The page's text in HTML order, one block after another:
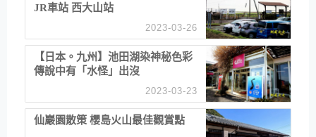
JR車站 西大山站
2023-03-26
【日本。九州】池田湖染神秘色彩
傳說中有「水怪」出沒
2023-03-23
仙巖園散策 櫻島火山最佳觀賞點